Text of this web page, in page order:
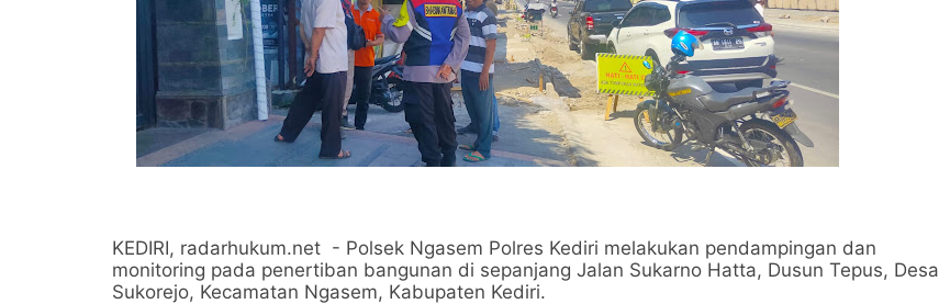
KEDIRI, radarhukum.net - Polsek Ngasem Polres Kediri melakukan pendampingan dan
monitoring pada penertiban bangunan di sepanjang Jalan Sukarno Hatta, Dusun Tepus, Desa
Sukorejo, Kecamatan Ngasem, Kabupaten Kediri.